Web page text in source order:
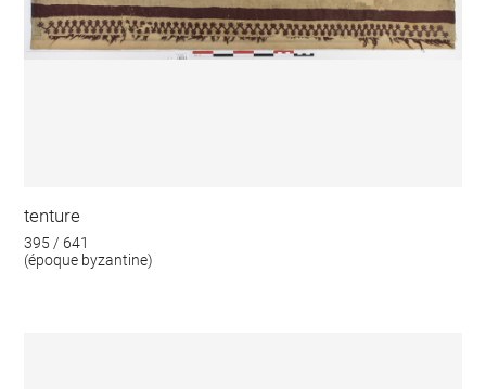
tenture
395 / 641
(époque byzantine)